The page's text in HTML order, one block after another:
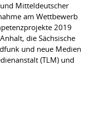
Mitteldeutscher
am Wettbewerb
2019
die Sächsische
und neue Medien
(TLM) und